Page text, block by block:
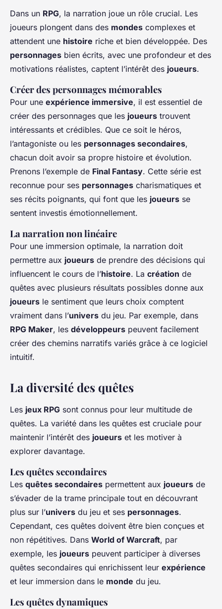
Dans un RPG, la narration joue un rôle crucial. Les
joueurs plongent dans des mondes complexes et
attendent une histoire riche et bien développée. Des
personnages bien écrits, avec une profondeur et des
motivations réalistes, captent l’intérêt des joueurs.
Créer des personnages mémorables
Pour une expérience immersive, il est essentiel de
créer des personnages que les joueurs trouvent
intéressants et crédibles. Que ce soit le héros,
l’antagoniste ou les personnages secondaires,
chacun doit avoir sa propre histoire et évolution.
Prenons l’exemple de Final Fantasy. Cette série est
reconnue pour ses personnages charismatiques et
ses récits poignants, qui font que les joueurs se
sentent investis émotionnellement.
La narration non linéaire
Pour une immersion optimale, la narration doit
permettre aux joueurs de prendre des décisions qui
influencent le cours de l’histoire. La création de
quêtes avec plusieurs résultats possibles donne aux
joueurs le sentiment que leurs choix comptent
vraiment dans l’univers du jeu. Par exemple, dans
RPG Maker, les développeurs peuvent facilement
créer des chemins narratifs variés grâce à ce logiciel
intuitif.
La diversité des quêtes
Les jeux RPG sont connus pour leur multitude de
quêtes. La variété dans les quêtes est cruciale pour
maintenir l’intérêt des joueurs et les motiver à
explorer davantage.
Les quêtes secondaires
Les quêtes secondaires permettent aux joueurs de
s’évader de la trame principale tout en découvrant
plus sur l’univers du jeu et ses personnages.
Cependant, ces quêtes doivent être bien conçues et
non répétitives. Dans World of Warcraft, par
exemple, les joueurs peuvent participer à diverses
quêtes secondaires qui enrichissent leur expérience
et leur immersion dans le monde du jeu.
Les quêtes dynamiques